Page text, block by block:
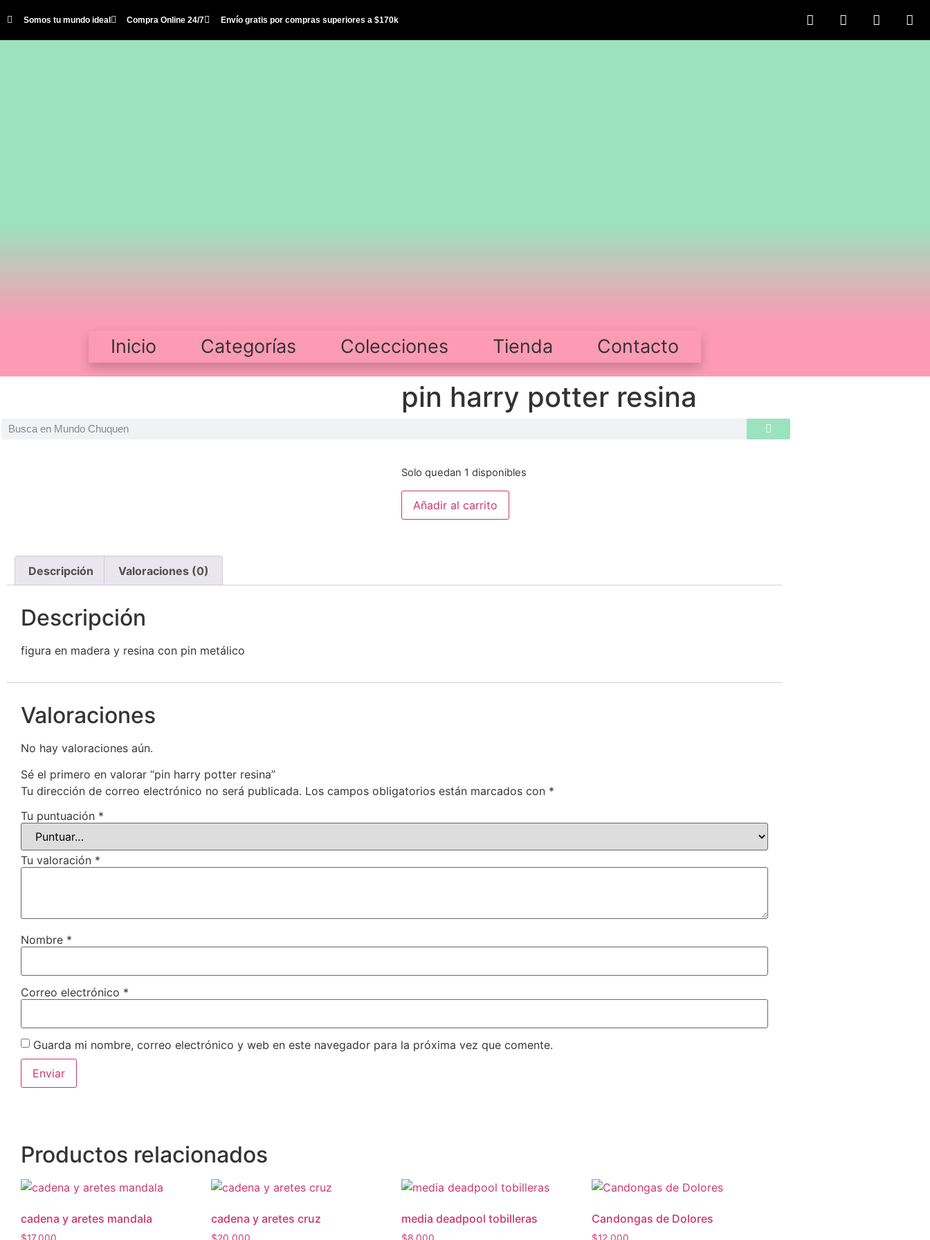
Somos tu mundo ideal Compra Online 24/7 Envío gratis por compras superiores a $170k
Inicio Categorías Colecciones Tienda Contacto
pin harry potter resina
Solo quedan 1 disponibles
Añadir al carrito
Descripción Valoraciones (0)
Descripción
figura en madera y resina con pin metálico
Valoraciones
No hay valoraciones aún.
Sé el primero en valorar “pin harry potter resina”
Tu dirección de correo electrónico no será publicada. Los campos obligatorios están marcados con *
Tu puntuación *
Tu valoración *
Nombre *
Correo electrónico *
Guarda mi nombre, correo electrónico y web en este navegador para la próxima vez que comente.
Productos relacionados
cadena y aretes mandala cadena y aretes cruz media deadpool tobilleras Candongas de Dolores